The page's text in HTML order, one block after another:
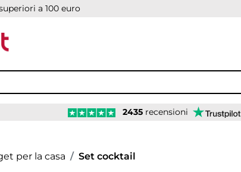
a 100 euro
2435 recensioni
per la casa Set cocktail